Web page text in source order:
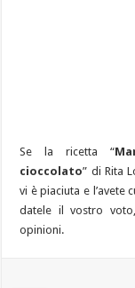
Se la ricetta “
cioccolato” di Rita
vi è piaciuta e l’avete
datele il vostro
opinioni.